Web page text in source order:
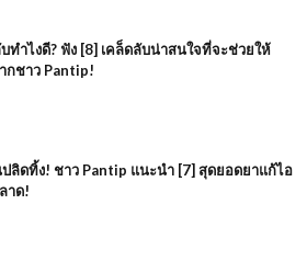
ทำไงดี? ฟัง [8] เคล็ดลับน่าสนใจที่จะช่วยให้
กชาว Pantip!
ปลิดทิ้ง! ชาว Pantip แนะนำ [7] สุดยอดยาแก้ไอ
าด!